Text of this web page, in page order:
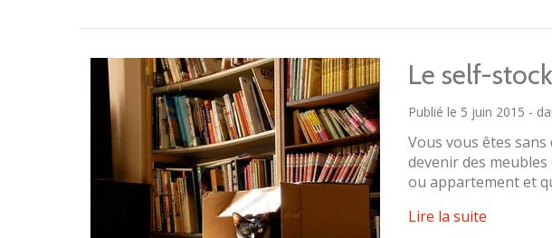
Le self-
Publié le 5 juin 2015 -
Vous vous êtes
devenir des
ou appartement et
Lire la suite